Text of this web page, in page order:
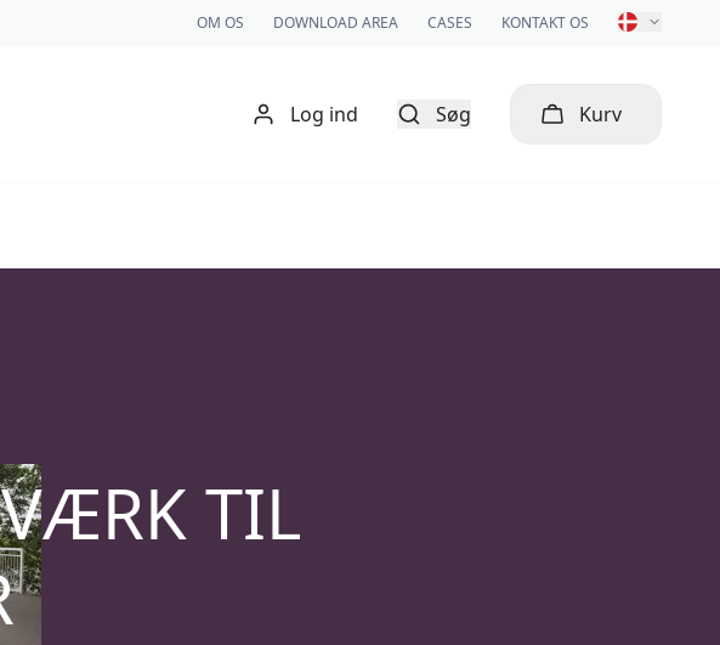
OM OS DOWNLOAD AREA CASES KONTAKT OS
Log ind Søg Kurv
TIL